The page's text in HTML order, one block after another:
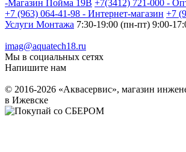
-Магазин Пойма 19В +7(3412) 721-000 -
+7 (963) 064-41-98 - Интернет-магазин +7
Услуги Монтажа 7:30-19:00 (пн-пт) 9:00-
imag@aquatech18.ru
Мы в социальных сетях
Напишите нам
© 2016-2026 «Аквасервис», магазин
в Ижевске